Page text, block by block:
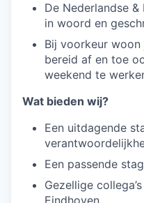
De Nederlandse
in woord en
Bij voorkeur woon
bereid af en toe
weekend te
Wat bieden wij?
Een uitdagende
Een passende
Gezellige
Eindhoven.